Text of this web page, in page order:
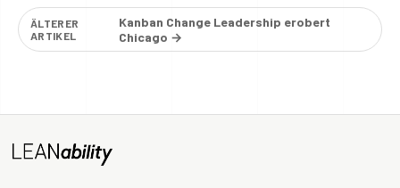
ÄLTERER
ARTIKEL
Kanban Change Leadership erobert
Chicago →